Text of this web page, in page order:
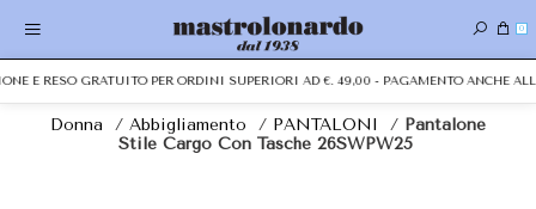
0
E RESO GRATUITO PER ORDINI SUPERIORI AD €. 49,00 - PAGAMENTO ANCHE
Donna / Abbigliamento / PANTALONI / Pantalone
Stile Cargo Con Tasche 26SWPW25